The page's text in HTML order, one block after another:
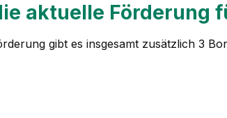
aktuelle Förderung
gibt es insgesamt zusätzlich 3